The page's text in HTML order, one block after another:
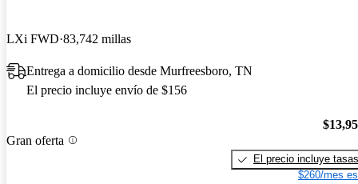
LXi FWD 83,742 millas
Entrega a domicilio desde Murfreesboro, TN
El precio incluye envío de $156
Gran oferta
El precio incluye tasas
$260/mes